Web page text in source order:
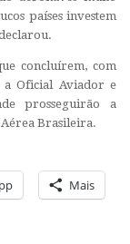
países investem
concluírem, com
a Oficial Aviador e
prosseguirão a
Brasileira.
Mais